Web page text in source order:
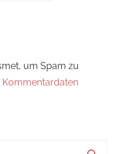
um Spam zu
Kommentardaten